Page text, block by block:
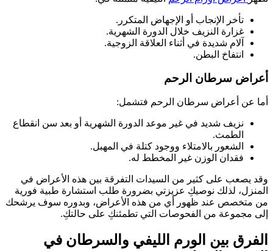
تأخر الإنجاب أو الإجهاض المتكرر.
غزارة النزيف خلال الدورة الشهرية.
آلام شديدة في أثناء العلاقة الزوجية.
انتفاخ البطن.
أعراض سرطان الرحم
أما عن أعراض سرطان الرحم فتشمل:
نزيف شديد في غير موعد الدورة الشهرية أو بعد سن انقطاع
الطمث.
الشعور بالامتلاء ووجود كتلة في المهبل.
فقدان الوزن غير المخطط له.
وقد يصعب على كثير من السيدات التفرقة بين هذه الأعراض في
المنزل، لذلك نوصيكِ عزيزتي بضرورة طلب استشارة طبية فورية
من متخصص عند ظهور أي من هذه الأعراض، وبدوره سوف يرشحك
إلى مجموعة من الفحوصات التي تطمئنكِ على حالتكِ.
الفرق بين الورم الليفي والسرطان في